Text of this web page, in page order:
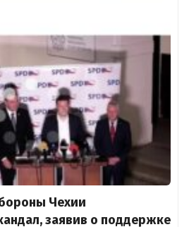
Чехии
заявив о поддержке